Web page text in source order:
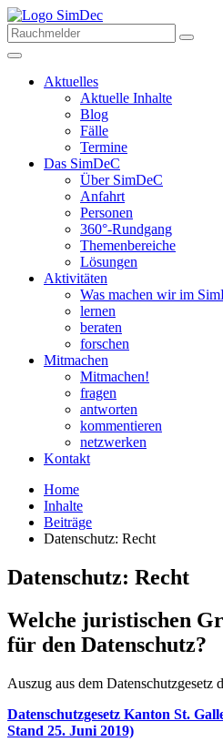
Aktuelles
Aktuelle Inhalte
Blog
Fälle
Termine
Das SimDeC
Über SimDeC
Anfahrt
Personen
360°-Rundgang
Themenbereiche
Lösungen
Aktivitäten
Was machen wir im
lernen
beraten
forschen
Mitmachen
Mitmachen!
fragen
antworten
kommentieren
netzwerken
Kontakt
Home
Inhalte
Beiträge
Datenschutz: Recht
Datenschutz: Recht
Welche juristischen
für den Datenschutz?
Auszug aus dem Datenschutzgesetz
Datenschutzgesetz Kanton St.
Stand 25. Juni 2019)